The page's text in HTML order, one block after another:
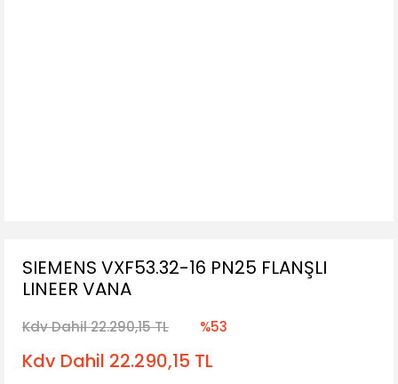
SIEMENS VXF53.32-16 PN25 FLANŞLI
LINEER VANA
Kdv Dahil 22.290,15 TL %53
Kdv Dahil 22.290,15 TL